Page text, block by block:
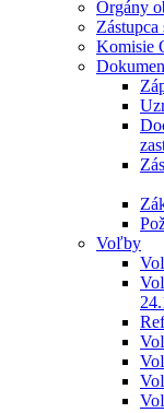
Orgány
Zástupca
Komisie
Voľby